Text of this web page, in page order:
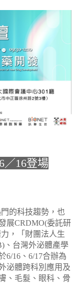
／16登場
的科技趨勢，也
展CRDMO(委託研
，「財團法人生
、台灣外泌體產學
6/16、6/17合辦為
泌體跨科別應用及
、毛髮、眼科、骨